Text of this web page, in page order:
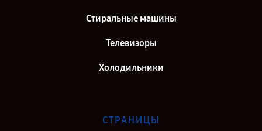
Стиральные машины
Телевизоры
Холодильники
СТРАНИЦЫ